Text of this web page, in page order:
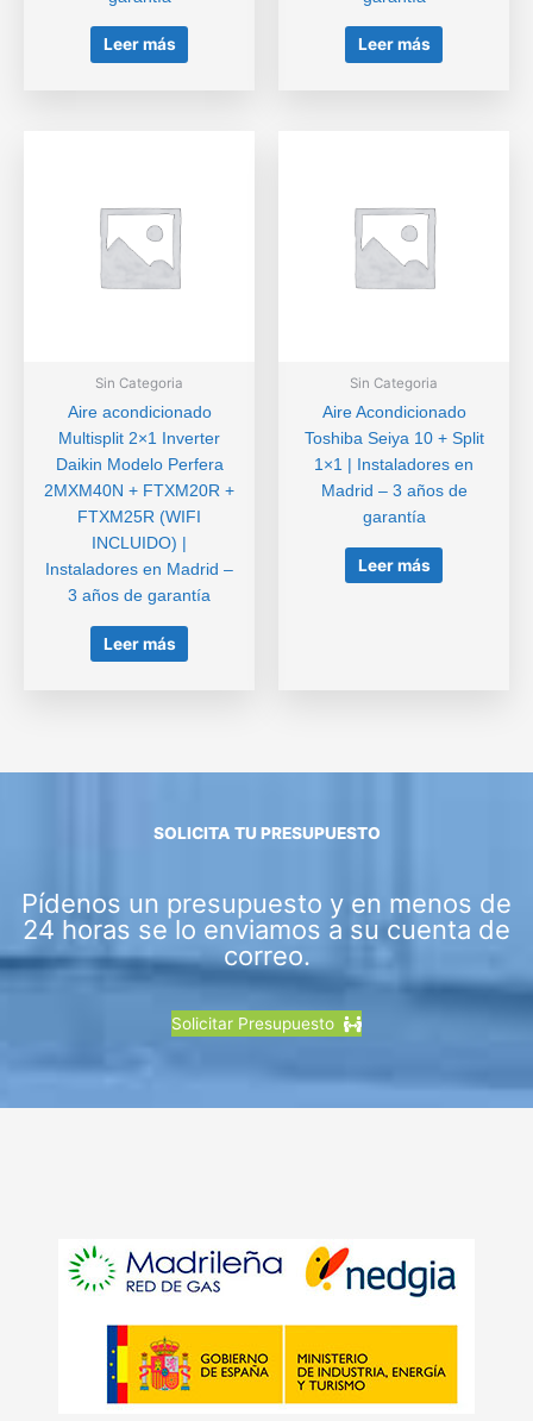
Leer más Leer más
Sin Categoria
Aire acondicionado
Multisplit 2×1 Inverter
Daikin Modelo Perfera
2MXM40N + FTXM20R +
FTXM25R (WIFI
INCLUIDO) |
Instaladores en Madrid –
3 años de garantía
Leer más
Sin Categoria
Aire Acondicionado
Toshiba Seiya 10 + Split
1×1 | Instaladores en
Madrid – 3 años de
garantía
Leer más
SOLICITA TU PRESUPUESTO
Pídenos un presupuesto y en menos de
24 horas se lo enviamos a su cuenta de
correo.
Solicitar Presupuesto